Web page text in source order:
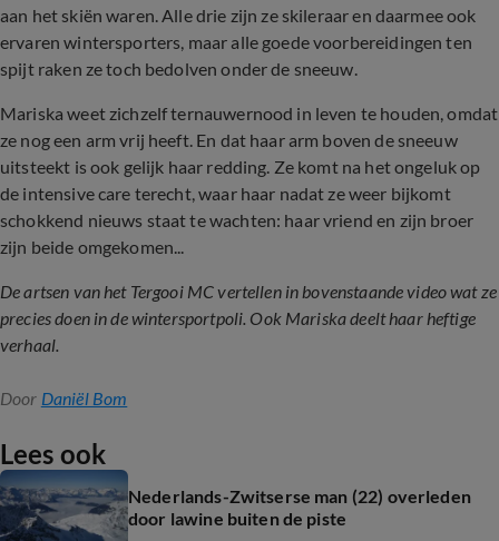
aan het skiën waren. Alle drie zijn ze skileraar en daarmee ook
ervaren wintersporters, maar alle goede voorbereidingen ten
spijt raken ze toch bedolven onder de sneeuw.
Mariska weet zichzelf ternauwernood in leven te houden, omdat
ze nog een arm vrij heeft. En dat haar arm boven de sneeuw
uitsteekt is ook gelijk haar redding. Ze komt na het ongeluk op
de intensive care terecht, waar haar nadat ze weer bijkomt
schokkend nieuws staat te wachten: haar vriend en zijn broer
zijn beide omgekomen...
De artsen van het Tergooi MC vertellen in bovenstaande video wat ze
precies doen in de wintersportpoli. Ook Mariska deelt haar heftige
verhaal.
Door Daniël Bom
Lees ook
Nederlands-Zwitserse man (22) overleden
door lawine buiten de piste